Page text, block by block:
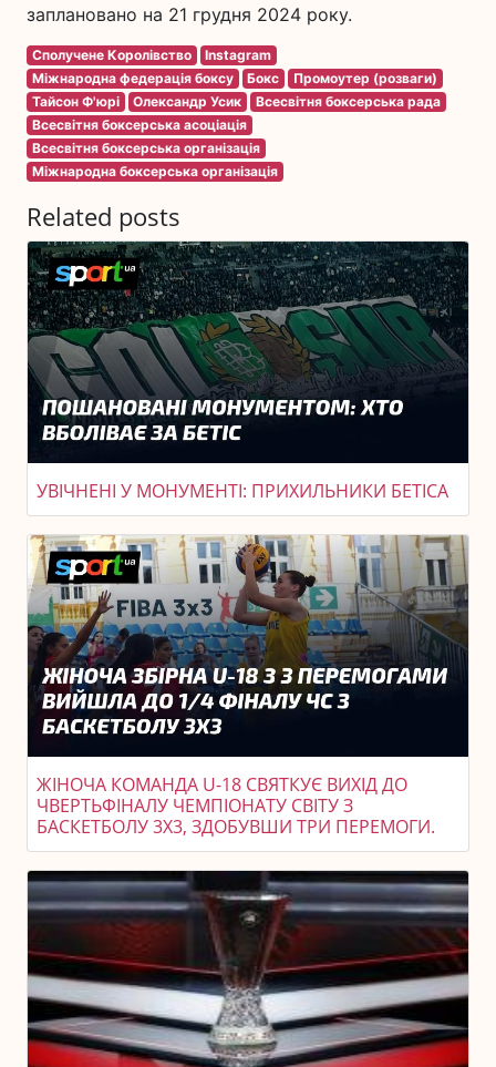
заплановано на 21 грудня 2024 року.
Сполучене Королівство
Instagram
Міжнародна федерація боксу
Бокс
Промоутер (розваги)
Тайсон Ф'юрі
Олександр Усик
Всесвітня боксерська рада
Всесвітня боксерська асоціація
Всесвітня боксерська організація
Міжнародна боксерська організація
Related posts
УВІЧНЕНІ У МОНУМЕНТІ: ПРИХИЛЬНИКИ БЕТІСА
ЖІНОЧА КОМАНДА U-18 СВЯТКУЄ ВИХІД ДО
ЧВЕРТЬФІНАЛУ ЧЕМПІОНАТУ СВІТУ З
БАСКЕТБОЛУ 3X3, ЗДОБУВШИ ТРИ ПЕРЕМОГИ.